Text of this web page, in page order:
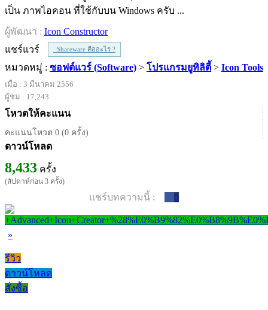
เป็น ภาพไอคอน ที่ใช้กับบน Windows ครับ ...
ผู้พัฒนา : Icon Constructor
แชร์แวร์
Shareware คืออะไร ?
หมวดหมู่ : ซอฟต์แวร์ (Software) > โปรแกรมยูทิลิตี้ > Icon Tools
เมื่อ : 3 มีนาคม 2556
ผู้ชม : 17,243
โหวตให้คะแนน
คะแนนโหวต 0 (0 ครั้ง)
ดาวน์โหลด
8,433 ครั้ง
(สัปดาห์ก่อน 3 ครั้ง)
แชร์บทความนี้ : 0
»
รีวิว
ดาวน์โหลด
สั่งซื้อ